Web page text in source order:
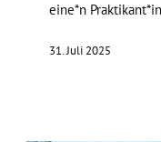
eine*n
31. Juli 2025